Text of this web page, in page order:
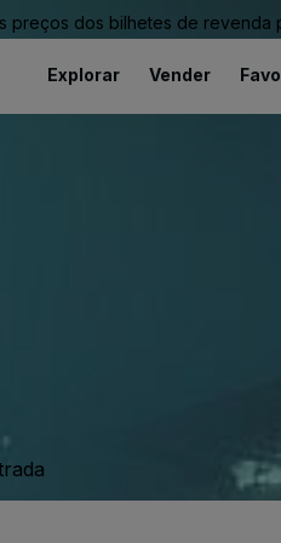
dos bilhetes de
Explorar Vender